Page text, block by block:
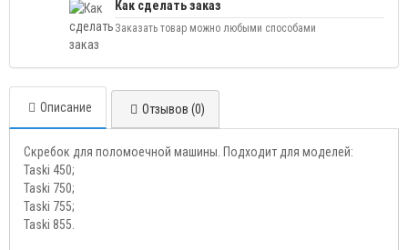
Как сделать заказ
Заказать товар можно любыми способами
Описание Отзывов (0)
Скребок для поломоечной машины. Подходит для моделей:
Taski 450;
Taski 750;
Taski 755;
Taski 855.